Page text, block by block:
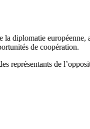
la diplomatie européenne,
de coopération.
représentants de